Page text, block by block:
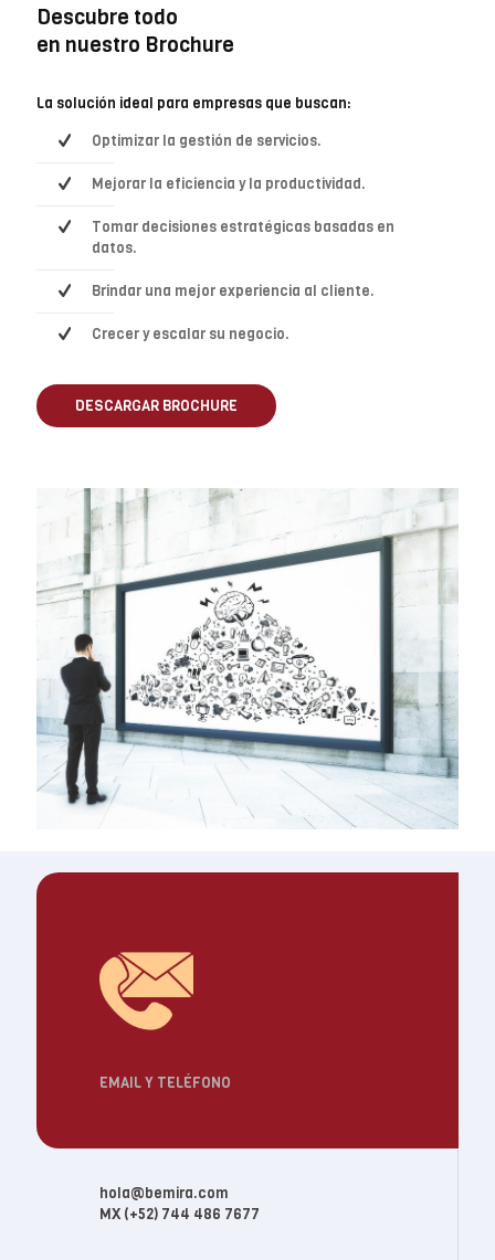
Descubre todo
en nuestro Brochure
La solución ideal para empresas que buscan:
Optimizar la gestión de servicios.
Mejorar la eficiencia y la productividad.
Tomar decisiones estratégicas basadas en
datos.
Brindar una mejor experiencia al cliente.
Crecer y escalar su negocio.
DESCARGAR BROCHURE
EMAIL Y TELÉFONO
hola@bemira.com
MX (+52) 744 486 7677